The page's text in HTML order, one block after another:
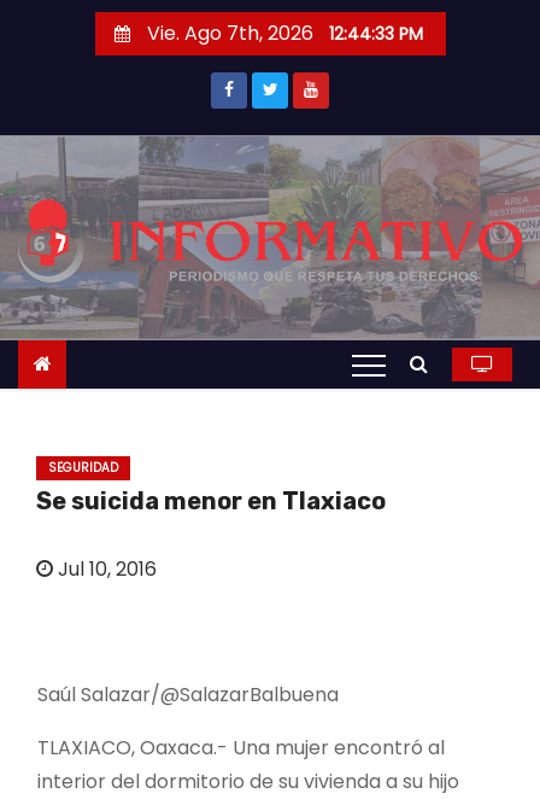
r
a
c
o
t
Vie. Ago 7th, 2026 12:44:34 PM
SEGURIDAD
Se suicida menor en Tlaxiaco
Jul 10, 2016
Saúl Salazar/@SalazarBalbuena
TLAXIACO, Oaxaca.- Una mujer encontró al
interior del dormitorio de su vivienda a su hijo